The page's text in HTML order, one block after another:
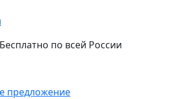
Бесплатно по всей России
предложение